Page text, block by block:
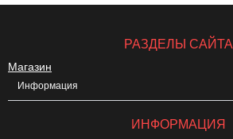
РАЗДЕЛЫ САЙТА
Магазин
Информация
ИНФОРМАЦИЯ